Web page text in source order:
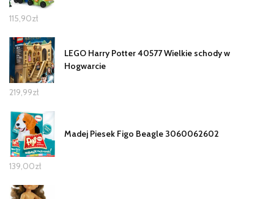
115,90zł
LEGO Harry Potter 40577 Wielkie schody w
Hogwarcie
219,99zł
Madej Piesek Figo Beagle 3060062602
139,00zł